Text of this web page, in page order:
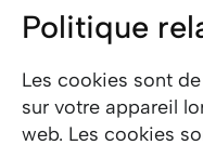
Politique
Les cookies sont
sur votre appareil
web. Les cookies